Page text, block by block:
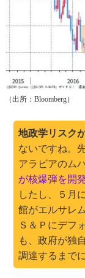
（出所：Bloomberg）
地政学リスク
ないですね。
アラビアのム
が核爆弾を開
したし、５月
館がエルサレ
Ｓ＆Ｐにデフ
も、政府が独
調達するまで